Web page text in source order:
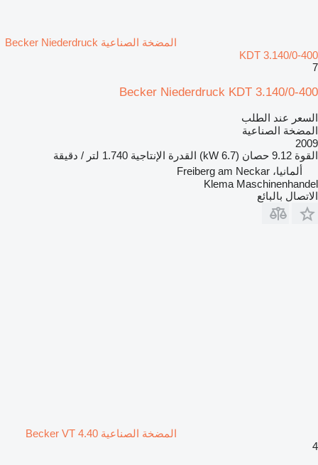
المضخة الصناعية Becker Niederdruck
KDT 3.140/0-400
7
Becker Niederdruck KDT 3.140/0-400
السعر عند الطلب
المضخة الصناعية
2009
القوة 9.12 حصان (6.7 kW) القدرة الإنتاجية 1.740 لتر / دقيقة
ألمانيا، Freiberg am Neckar
Klema Maschinenhandel
الاتصال بالبائع
المضخة الصناعية Becker VT 4.40
4